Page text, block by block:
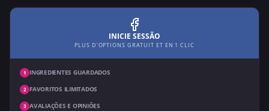
INICIE SESSÃO
PLUS D'OPTIONS GRATUIT ET EN 1 CLIC
1 INGREDIENTES GUARDADOS
2 FAVORITOS ILIMITADOS
3 AVALIAÇÕES E OPINIÕES